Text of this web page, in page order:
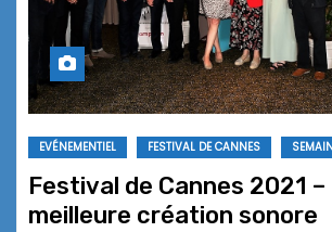
EVÉNEMENTIEL FESTIVAL DE CANNES
Festival de Cannes 2021 –
meilleure création sonore